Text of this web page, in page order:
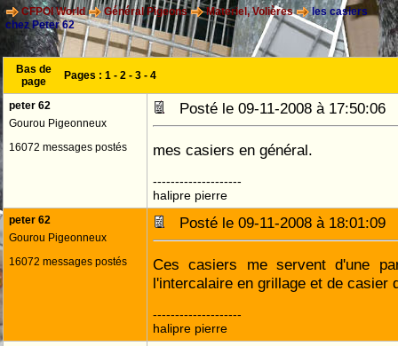
CFPOI World Général Pigeons Materiel, Volières
les casiers
chez Peter 62
Bas de
page
Pages : 1 - 2 - 3 - 4
peter 62
Gourou Pigeonneux
16072 messages postés
Posté le 09-11-2008 à 17:50:06
mes casiers en général.
--------------------
halipre pierre
peter 62
Gourou Pigeonneux
16072 messages postés
Posté le 09-11-2008 à 18:01:09
Ces casiers me servent d'une
l'intercalaire en grillage et de casier
--------------------
halipre pierre